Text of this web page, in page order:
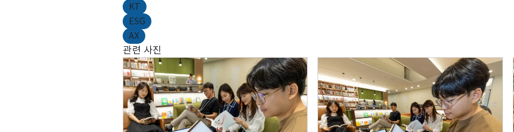
KT
ESG
AX
관련 사진